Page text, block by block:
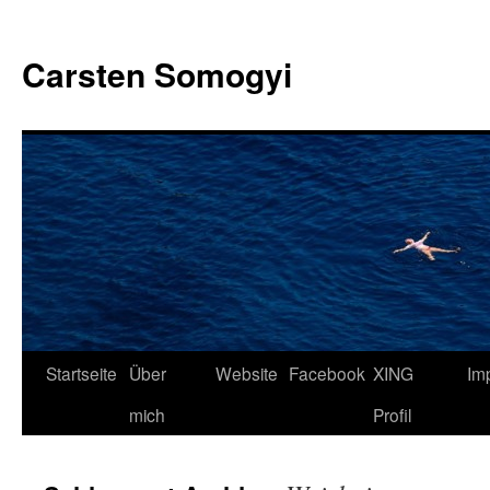
Carsten Somogyi
Zum
Startseite Über
mich
Website Facebook XING
Profil